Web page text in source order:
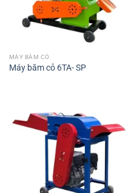
MÁY BĂM CỎ
Máy băm cỏ 6TA- SP